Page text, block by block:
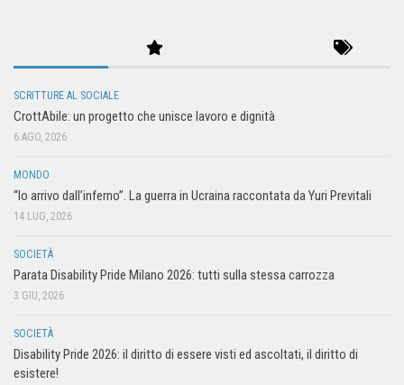
SCRITTURE AL SOCIALE
CrottAbile: un progetto che unisce lavoro e dignità
6 AGO, 2026
MONDO
“Io arrivo dall’inferno”. La guerra in Ucraina raccontata da Yuri Previtali
14 LUG, 2026
SOCIETÀ
Parata Disability Pride Milano 2026: tutti sulla stessa carrozza
3 GIU, 2026
SOCIETÀ
Disability Pride 2026: il diritto di essere visti ed ascoltati, il diritto di
esistere!